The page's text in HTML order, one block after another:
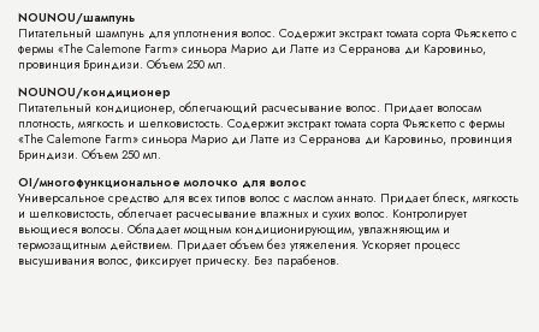
NOUNOU/шампунь
Питательный шампунь для уплотнения волос. Содержит экстракт томата сорта Фьяскетто с
фермы «The Calemone Farm» синьора Марио ди Латте из Серранова ди Каровиньо,
провинция Бриндизи. Объем 250 мл.
NOUNOU/кондиционер
Питательный кондиционер, облегчающий расчесывание волос. Придает волосам
плотность, мягкость и шелковистость. Содержит экстракт томата сорта Фьяскетто с фермы
«The Calemone Farm» синьора Марио ди Латте из Серранова ди Каровиньо, провинция
Бриндизи. Объем 250 мл.
OI/многофункциональное молочко для волос
Универсальное средство для всех типов волос с маслом аннато. Придает блеск, мягкость
и шелковистость, облегчает расчесывание влажных и сухих волос. Контролирует
вьющиеся волосы. Обладает мощным кондиционирующим, увлажняющим и
термозащитным действием. Придает объем без утяжеления. Ускоряет процесс
высушивания волос, фиксирует прическу. Без парабенов.